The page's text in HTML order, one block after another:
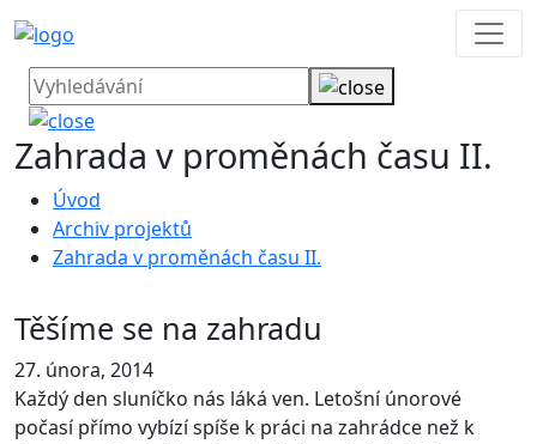
Zahrada v proměnách času II.
Úvod
Archiv projektů
Zahrada v proměnách času II.
Těšíme se na zahradu
27. února, 2014
Každý den sluníčko nás láká ven. Letošní únorové
počasí přímo vybízí spíše k práci na zahrádce než k